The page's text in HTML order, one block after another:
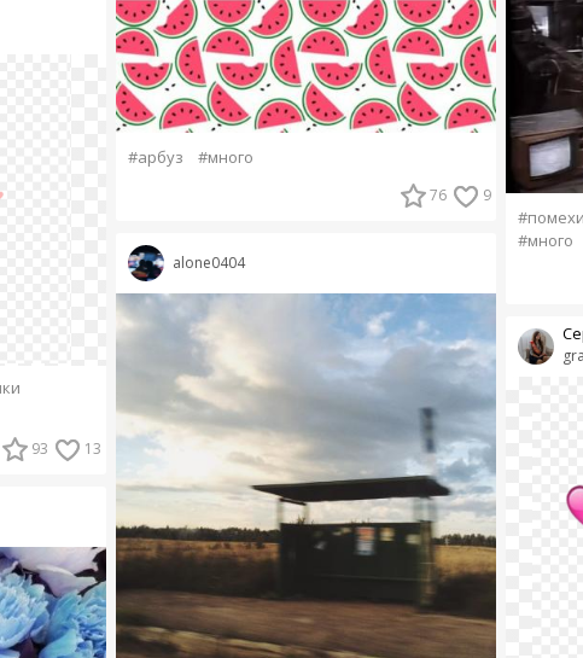
93 13
#арбуз #много
76 9
alone0404
#помехи
#много